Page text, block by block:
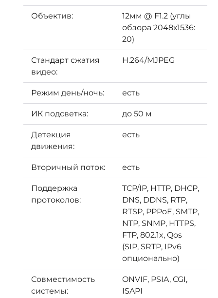
Объектив:
12мм @ F1.2 (углы
обзора 2048х1536:
20)
Стандарт сжатия
видео:
H.264/MJPEG
Режим день/ночь: есть
ИК подсветка: до 50 м
Детекция
движения:
есть
Вторичный поток: есть
Поддержка
протоколов:
TCP/IP, HTTP, DHCP,
DNS, DDNS, RTP,
RTSP, PPPoE, SMTP,
NTP, SNMP, HTTPS,
FTP, 802.1x, Qos
(SIP, SRTP, IPv6
опционально)
Cовместимость
системы:
ONVIF, PSIA, CGI,
ISAPI